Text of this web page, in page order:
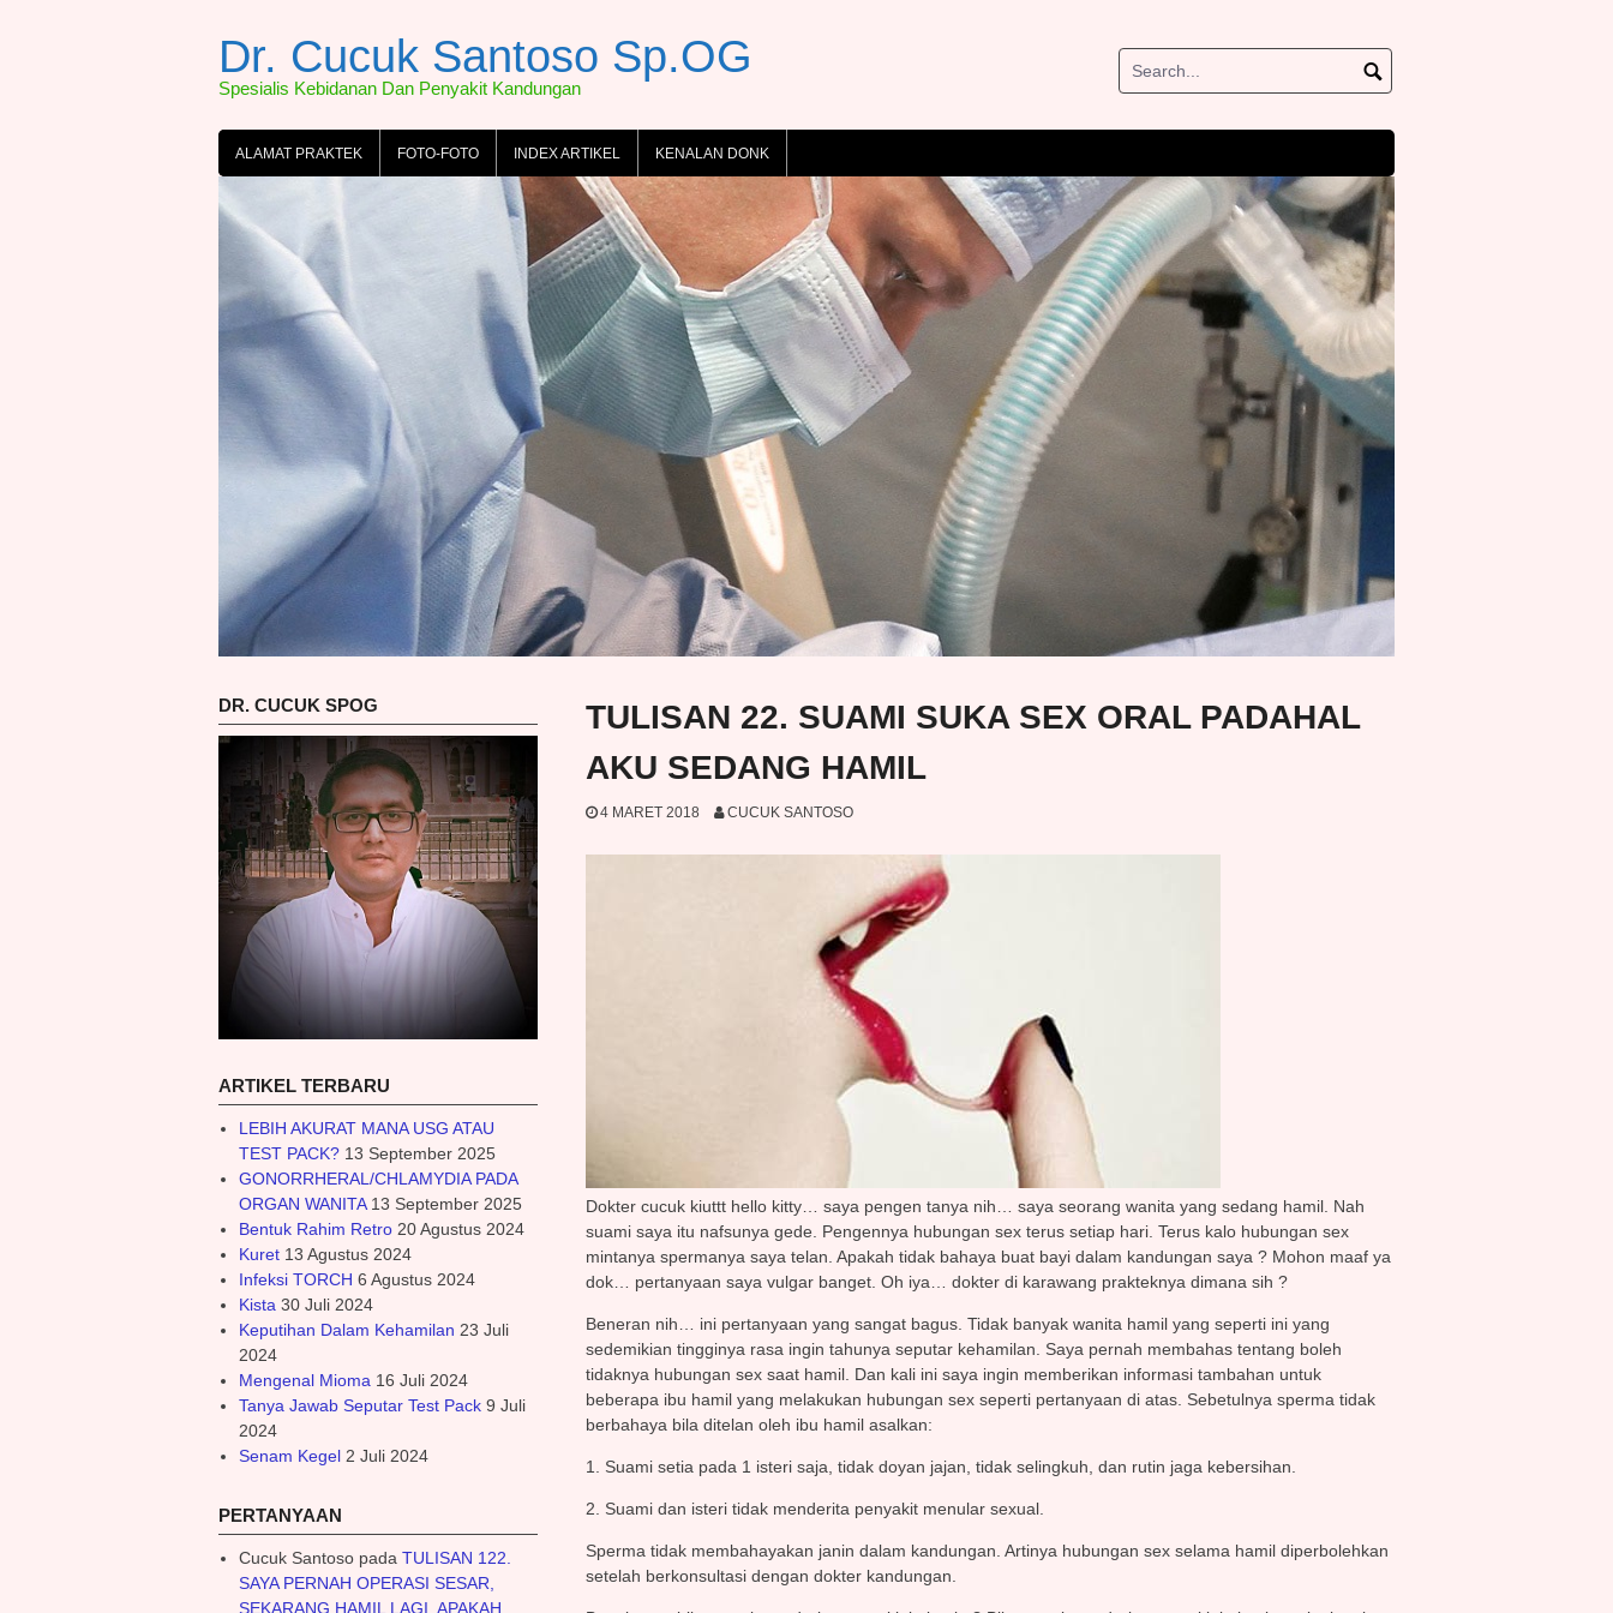
Dr. Cucuk Santoso Sp.OG
Spesialis Kebidanan Dan Penyakit Kandungan
ALAMAT PRAKTEK FOTO-FOTO INDEX ARTIKEL KENALAN DONK
TULISAN 22. SUAMI SUKA SEX ORAL PADAHAL
AKU SEDANG HAMIL
4 MARET 2018 CUCUK SANTOSO
Dokter cucuk kiuttt hello kitty… saya pengen tanya nih… saya seorang wanita yang sedang hamil. Nah
suami saya itu nafsunya gede. Pengennya hubungan sex terus setiap hari. Terus kalo hubungan sex
mintanya spermanya saya telan. Apakah tidak bahaya buat bayi dalam kandungan saya ? Mohon maaf ya
dok… pertanyaan saya vulgar banget. Oh iya… dokter di karawang prakteknya dimana sih ?
Beneran nih… ini pertanyaan yang sangat bagus. Tidak banyak wanita hamil yang seperti ini yang
sedemikian tingginya rasa ingin tahunya seputar kehamilan. Saya pernah membahas tentang boleh
tidaknya hubungan sex saat hamil. Dan kali ini saya ingin memberikan informasi tambahan untuk
beberapa ibu hamil yang melakukan hubungan sex seperti pertanyaan di atas. Sebetulnya sperma tidak
berbahaya bila ditelan oleh ibu hamil asalkan:
1. Suami setia pada 1 isteri saja, tidak doyan jajan, tidak selingkuh, dan rutin jaga kebersihan.
2. Suami dan isteri tidak menderita penyakit menular sexual.
Sperma tidak membahayakan janin dalam kandungan. Artinya hubungan sex selama hamil diperbolehkan
setelah berkonsultasi dengan dokter kandungan.
DR. CUCUK SPOG
ARTIKEL TERBARU
LEBIH AKURAT MANA USG ATAU
TEST PACK? 13 September 2025
GONORRHERAL/CHLAMYDIA PADA
ORGAN WANITA 13 September 2025
Bentuk Rahim Retro 20 Agustus 2024
Kuret 13 Agustus 2024
Infeksi TORCH 6 Agustus 2024
Kista 30 Juli 2024
Keputihan Dalam Kehamilan 23 Juli
2024
Mengenal Mioma 16 Juli 2024
Tanya Jawab Seputar Test Pack 9 Juli
2024
Senam Kegel 2 Juli 2024
PERTANYAAN
Cucuk Santosopada TULISAN 122.
SAYA PERNAH OPERASI SESAR,
SEKARANG HAMIL LAGI. APAKAH